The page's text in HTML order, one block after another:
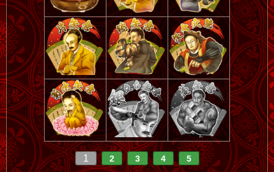
1 2 3 4 5